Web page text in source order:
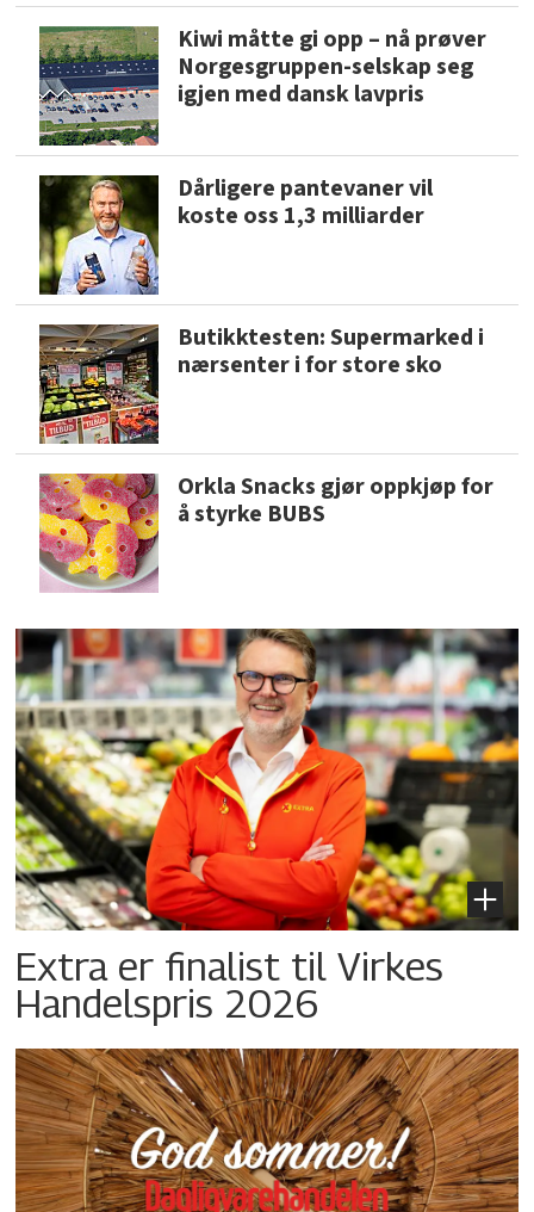
Kiwi måtte gi opp – nå prøver
Norgesgruppen-selskap seg
igjen med dansk lavpris
Dårligere pantevaner vil
koste oss 1,3 milliarder
Butikktesten: Supermarked i
nærsenter i for store sko
Orkla Snacks gjør oppkjøp for
å styrke BUBS
Extra er finalist til Virkes
Handelspris 2026